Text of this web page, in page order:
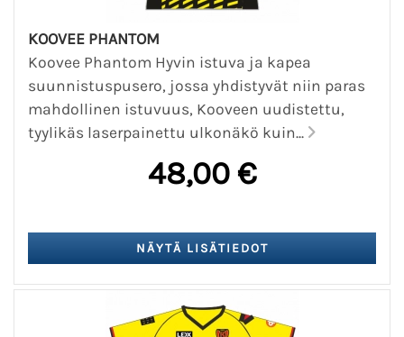
KOOVEE PHANTOM
Koovee Phantom Hyvin istuva ja kapea
suunnistuspusero, jossa yhdistyvät niin paras
mahdollinen istuvuus, Kooveen uudistettu,
tyylikäs laserpainettu ulkonäkö kuin...
48,00 €